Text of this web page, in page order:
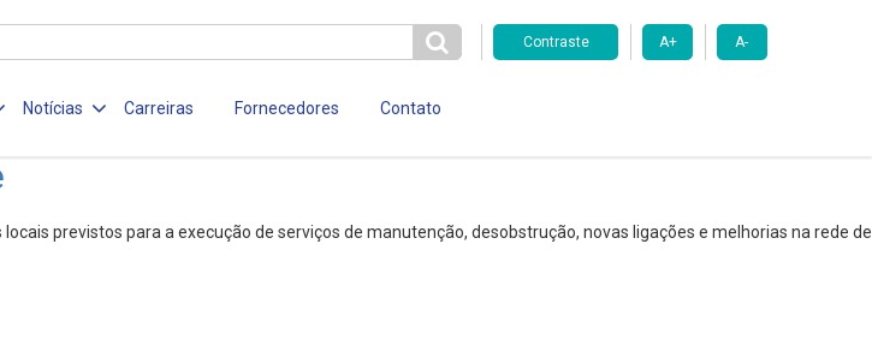
Contraste A+ A-
Notícias Carreiras Fornecedores Contato
previstos para a execução de serviços de manutenção, desobstrução, novas ligações e melhorias na rede de